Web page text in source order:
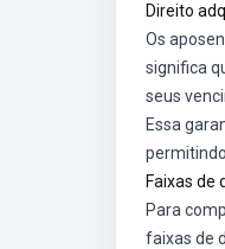
Direito
Os
significa
seus
Essa
Faixas de
Para
faixas de